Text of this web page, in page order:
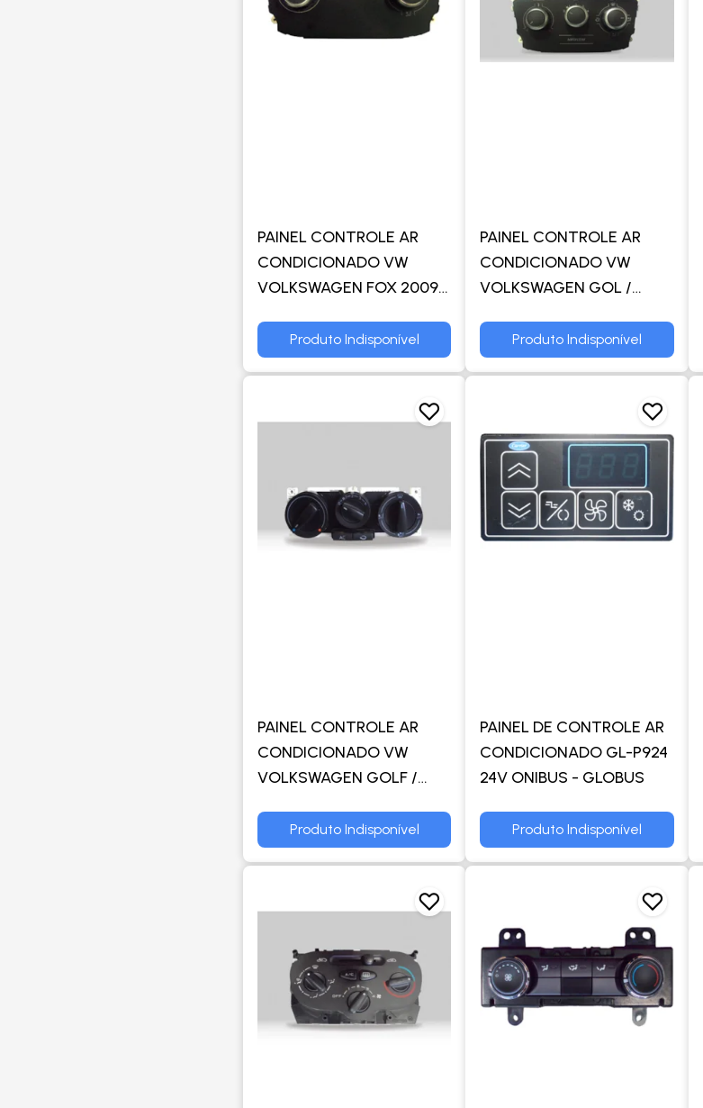
PAINEL CONTROLE AR
CONDICIONADO VW
VOLKSWAGEN FOX 2009
SIBERIAN - TRW
Produto Indisponível
PAINEL CONTROLE AR
CONDICIONADO VW
VOLKSWAGEN GOL /
(SOMENTE AR QUENTE) -
TRW
Produto Indisponível
PAINEL CONTROLE AR
CONDICIONADO VW
VOLKSWAGEN GOLF /
Produto Indisponível
PAINEL DE CONTROLE AR
CONDICIONADO GL-P924
24V ONIBUS - GLOBUS
Produto Indisponível